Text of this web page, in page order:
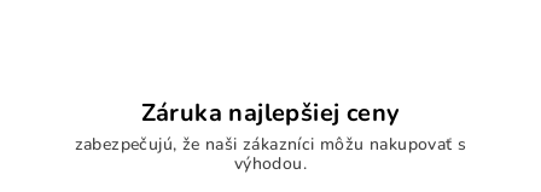
Záruka najlepšiej ceny
zabezpečujú, že naši zákazníci môžu nakupovať s
výhodou.